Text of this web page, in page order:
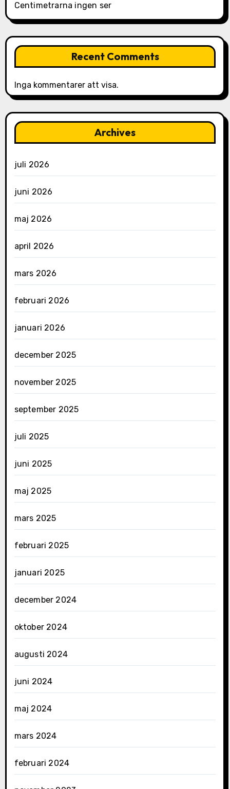
Centimetrarna ingen ser
Recent Comments
Inga kommentarer att visa.
Archives
juli 2026
juni 2026
maj 2026
april 2026
mars 2026
februari 2026
januari 2026
december 2025
november 2025
september 2025
juli 2025
juni 2025
maj 2025
mars 2025
februari 2025
januari 2025
december 2024
oktober 2024
augusti 2024
juni 2024
maj 2024
mars 2024
februari 2024